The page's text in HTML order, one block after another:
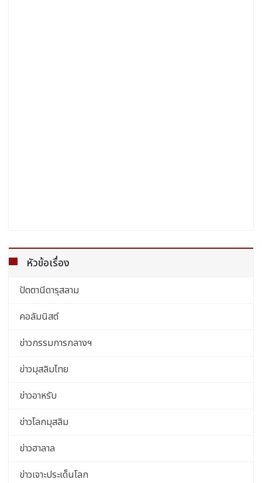
หัวข้อเรื่อง
ปัตตานีดารุสลาม
คอลัมนิสต์
ข่าวกรรมการกลางฯ
ข่าวมุสลิมไทย
ข่าวอาหรับ
ข่าวโลกมุสลิม
ข่าวฮาลาล
ข่าวเจาะประเด็นโลก